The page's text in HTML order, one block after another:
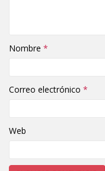
Nombre *
Correo electrónico *
Web